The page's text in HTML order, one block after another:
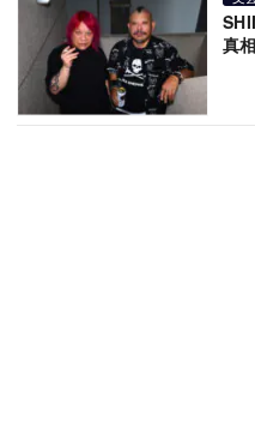
真相